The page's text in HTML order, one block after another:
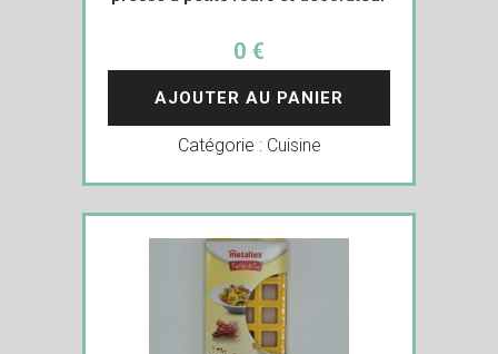
0 €
AJOUTER AU PANIER
Catégorie : Cuisine